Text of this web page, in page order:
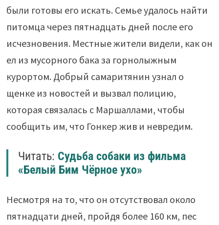
были готовы его искать. Семье удалось найти
питомца через пятнадцать дней после его
исчезновения. Местные жители видели, как он
ел из мусорного бака за горнолыжным
курортом. Добрый самаритянин узнал о
щенке из новостей и вызвал полицию,
которая связалась с Маршаллами, чтобы
сообщить им, что Гонкер жив и невредим.
Читать: Судьба собаки из фильма
«Белый Бим Чёрное ухо»
Несмотря на то, что он отсутствовал около
пятнадцати дней, пройдя более 160 км, пес